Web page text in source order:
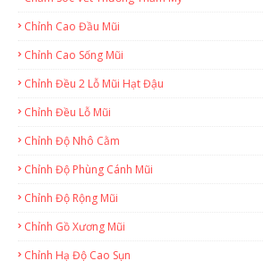
Chỉnh Cao Đầu Mũi
Chỉnh Cao Sống Mũi
Chỉnh Đều 2 Lỗ Mũi Hạt Đậu
Chỉnh Đều Lỗ Mũi
Chỉnh Độ Nhô Cằm
Chỉnh Độ Phùng Cánh Mũi
Chỉnh Độ Rộng Mũi
Chỉnh Gồ Xương Mũi
Chỉnh Hạ Độ Cao Sụn